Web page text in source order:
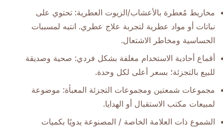
مخاريط مُعطرة بالأعشاب/الزيوت العطرية: تحتوي على
نباتات أو مواد عطرية لتجربة علاج عطري. انتبه لمسببات
الحساسية ومخاطر الاشتعال.
أقماع أحادية الاستخدام مغلفة بشكل فردي: صحية وصديقة
للبيع بالتجزئة؛ بسعر أعلى لكل وحدة.
مجموعات شمعتين ومجموعات التجزئة المعبأة: موضوعة
لمبيعات مكتب الاستقبال أو الهدايا.
الشموع ذات العلامة الخاصة / المصنوعة يدويًا بكميات